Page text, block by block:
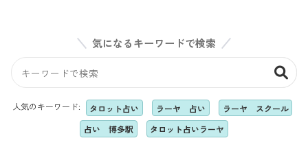
気になるキーワードで検索
人気のキーワード: タロット占い ラーヤ 占い
ラーヤ スクール
占い 博多駅
タロット占いラーヤ